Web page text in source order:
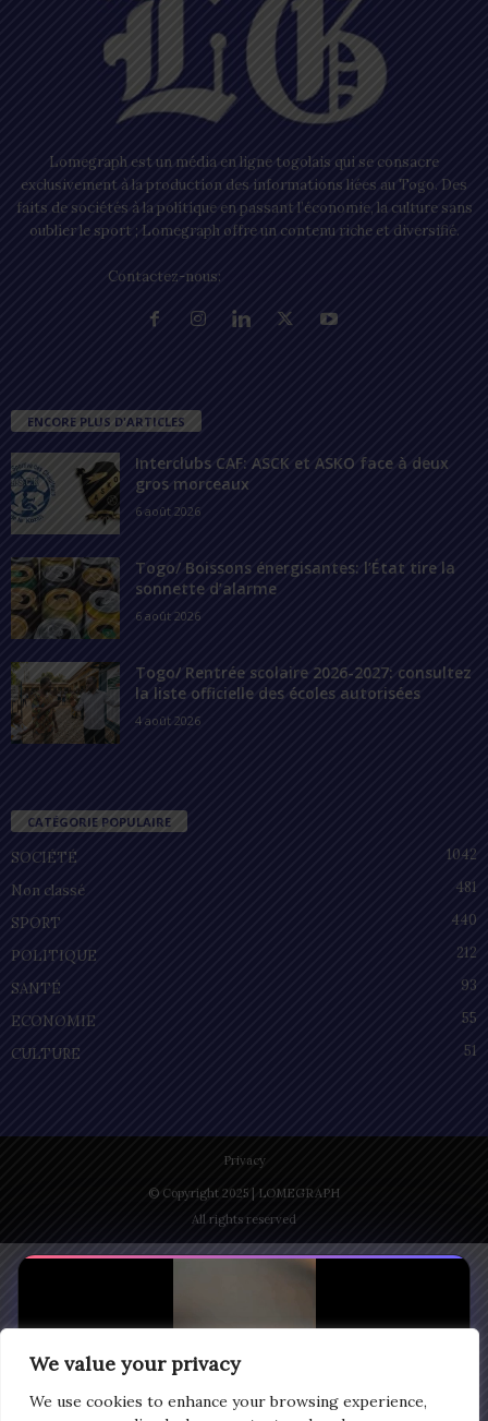
We value your privacy
We use cookies to enhance your browsing experience,
Lomegraph est un média en ligne togolais qui se consacre
exclusivement à la production des informations liées au Togo. Des
faits de sociétés à la politique en passant l’économie, la culture sans
oublier le sport ; Lomegraph offre un contenu riche et diversifié.
Contactez-nous:
ENCORE PLUS D'ARTICLES
Interclubs CAF: ASCK et ASKO face à deux
gros morceaux
6 août 2026
Togo/ Boissons énergisantes: l’État tire la
sonnette d’alarme
6 août 2026
Togo/ Rentrée scolaire 2026-2027: consultez
la liste officielle des écoles autorisées
4 août 2026
CATÉGORIE POPULAIRE
SOCIÉTÉ
1042
Non classé
481
SPORT
440
POLITIQUE
212
SANTÉ
93
ECONOMIE
55
CULTURE
51
Privacy
© Copyright 2025 | LOMEGRAPH
All rights reserved